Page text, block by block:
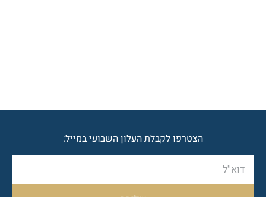
הצטרפו לקבלת העלון השבועי במייל: